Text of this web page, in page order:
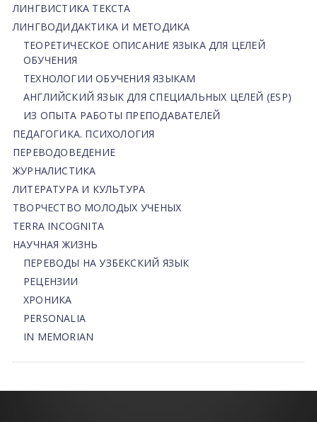
ЛИНГВИСТИКА ТЕКСТА
ЛИНГВОДИДАКТИКА И МЕТОДИКА
ТЕОРЕТИЧЕСКОЕ ОПИСАНИЕ ЯЗЫКА ДЛЯ ЦЕЛЕЙ
ОБУЧЕНИЯ
ТЕХНОЛОГИИ ОБУЧЕНИЯ ЯЗЫКАМ
АНГЛИЙСКИЙ ЯЗЫК ДЛЯ СПЕЦИАЛЬНЫХ ЦЕЛЕЙ (ESP)
ИЗ ОПЫТА РАБОТЫ ПРЕПОДАВАТЕЛЕЙ
ПЕДАГОГИКА. ПСИХОЛОГИЯ
ПЕРЕВОДОВЕДЕНИЕ
ЖУРНАЛИСТИКА
ЛИТЕРАТУРА И КУЛЬТУРА
ТВОРЧЕСТВО МОЛОДЫХ УЧЕНЫХ
TERRA INCOGNITA
НАУЧНАЯ ЖИЗНЬ
ПЕРЕВОДЫ НА УЗБЕКСКИЙ ЯЗЫК
РЕЦЕНЗИИ
ХРОНИКА
PERSONALIA
IN MEMORIAN